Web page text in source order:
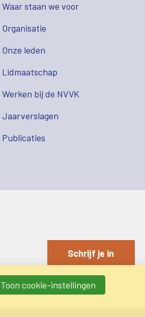
Waar staan we voor
Organisatie
Onze leden
Lidmaatschap
Werken bij de NVVK
Jaarverslagen
Publicaties
Schrijf je in
Toon cookie-instellingen